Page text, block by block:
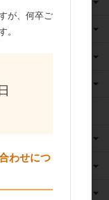
が、何卒ご
。
わせにつ